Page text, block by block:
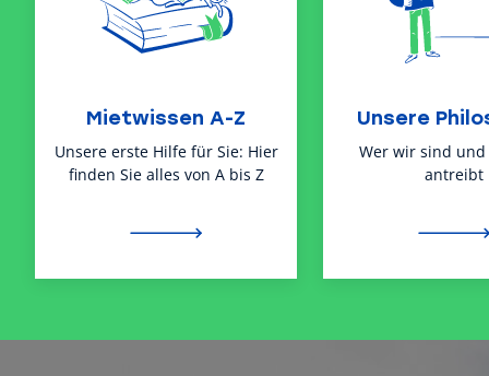
Mietwissen A-Z
Unsere erste Hilfe für Sie: Hier
finden Sie alles von A bis Z
Unsere
Wer wir sind und
antreibt